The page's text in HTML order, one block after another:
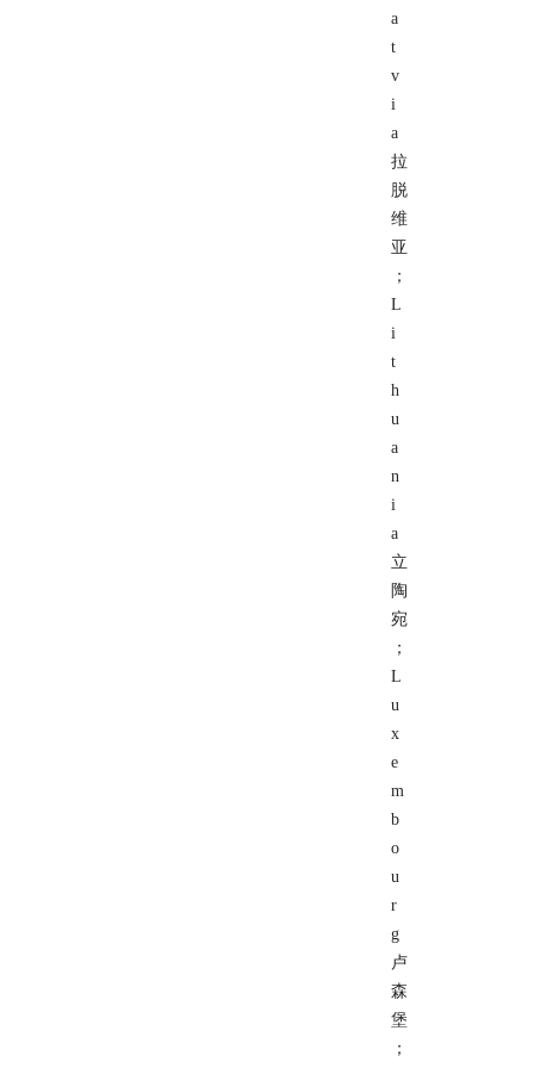
a
t
v
i
a
拉
脱
维
亚
；
L
i
t
h
u
a
n
i
a
立
陶
宛
；
L
u
x
e
m
b
o
u
r
g
卢
森
堡
；